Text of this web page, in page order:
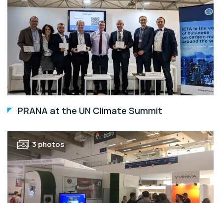
PRANA at the UN Climate Summit
3 photos